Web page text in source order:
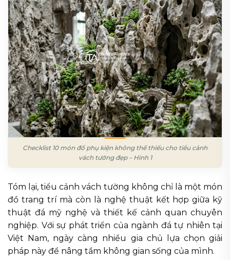
Checklist 10 món đồ phụ kiện không thể thiếu cho tiểu cảnh
vách tường đẹp – Hình 1
Tóm lại, tiểu cảnh vách tường không chỉ là một món
đồ trang trí mà còn là nghệ thuật kết hợp giữa kỹ
thuật đá mỹ nghệ và thiết kế cảnh quan chuyên
nghiệp. Với sự phát triển của ngành đá tự nhiên tại
Việt Nam, ngày càng nhiều gia chủ lựa chọn giải
pháp này để nâng tầm không gian sống của mình.